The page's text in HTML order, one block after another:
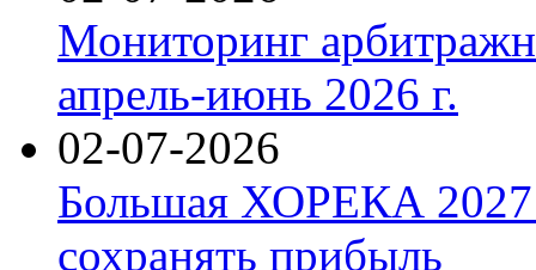
Мониторинг
апрель-июнь 2026 г.
02-07-2026
Большая ХОРЕКА 2027:
сохранять прибыль